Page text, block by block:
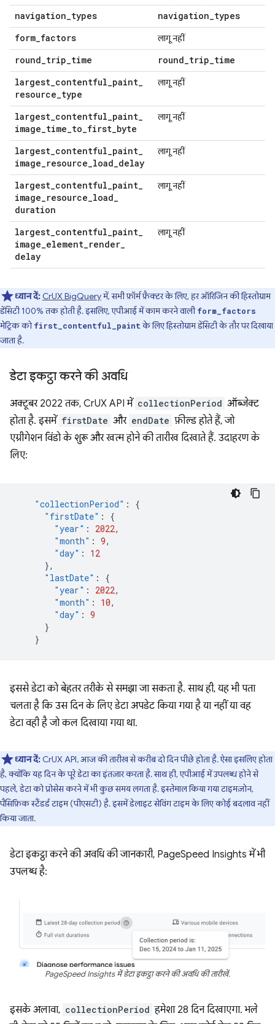
navigation_types navigation_types
form_factors लागू नहीं
round_trip_time round_trip_time
largest_contentful_paint_
resource_type
लागू नहीं
largest_contentful_paint_
image_time_to_first_byte
लागू नहीं
largest_contentful_paint_
image_resource_load_delay
लागू नहीं
largest_contentful_paint_
image_resource_load_
duration
लागू नहीं
largest_contentful_paint_
image_element_render_
delay
लागू नहीं
ध्यान दें: CrUX BigQueryमें, सभी फ़ॉर्म फ़ैक्टर के लिए, हर ऑरिजिन की हिस्तोग्राम
डेंसिटी 100% तक होती है. इसलिए, एपीआई में काम करने वालीform_factors
मेट्रिक कोfirst_contentful_paintके लिए हिस्तोग्राम डेंसिटी के तौर पर दिखाया
जाता है.
डेटा इकट्ठा करने की अवधि
अक्टूबर 2022 तक, CrUX API में collectionPeriod ऑब्जेक्ट
होता है. इसमें firstDate और endDate फ़ील्ड होते हैं, जो
एग्रीगेशन विंडो के शुरू और खत्म होने की तारीख दिखाते हैं. उदाहरण के
लिए:
"collectionPeriod" :
{
"firstDate" :
{
"year" : 2022,
"month" : 9,
"day" :
12
},
"lastDate" :
{
"year" : 2022,
"month" : 10,
"day" : 9
}
}
इससे डेटा को बेहतर तरीके से समझा जा सकता है. साथ ही, यह भी पता
चलता है कि उस दिन के लिए डेटा अपडेट किया गया है या नहीं या वह
डेटा वही है जो कल दिखाया गया था.
ध्यान दें: CrUX API, आज की तारीख से करीब दो दिन पीछे होता है. ऐसा इसलिए होता
है, क्योंकि यह दिन के पूरे डेटा का इंतज़ार करता है. साथ ही, एपीआई में उपलब्ध होने से
पहले, डेटा को प्रोसेस करने में भी कुछ समय लगता है. इस्तेमाल किया गया टाइमज़ोन,
पैसिफ़िक स्टैंडर्ड टाइम (पीएसटी) है. इसमें डेलाइट सेविंग टाइम के लिए कोई बदलाव नहीं
किया जाता.
डेटा इकट्ठा करने की अवधि की जानकारी, PageSpeed Insights में भी
उपलब्ध है:
PageSpeed Insights में डेटा इकट्ठा करने की अवधि की तारीखें.
इसके अलावा, collectionPeriod हमेशा 28 दिन दिखाएगा. भले